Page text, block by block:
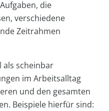
die
verschiedene
Zeitrahmen
als scheinbar
im Arbeitsalltag
und den gesamten
Beispiele hierfür sind: